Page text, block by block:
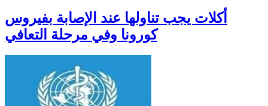
أكلات يجب تناولها عند الإصابة بفيروس
كورونا وفي مرحلة التعافي